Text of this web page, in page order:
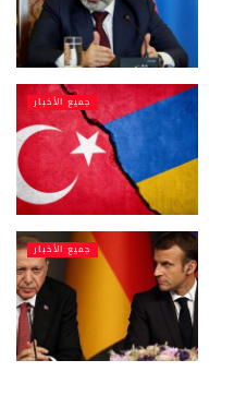
جميع الأخبار
جميع الأخبار